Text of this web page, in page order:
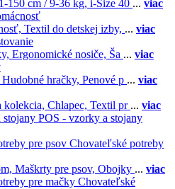
150 cm / 9-36 kg, i-Size 40 ... viac
Textil do detskej izby, ... viac
Ergonomické nosiče, Ša ... viac
Hudobné hračky, Penové p ... viac
kolekcia, Chlapec, Textil pr ... viac
POS - vzorky a stojany
Chovateľské potreby
Maškrty pre psov, Obojky ... viac
Chovateľské